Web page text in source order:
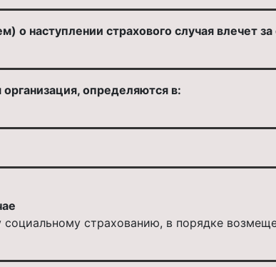
наступлении страхового случая влечет за
определяются в:
страхованию, в порядке